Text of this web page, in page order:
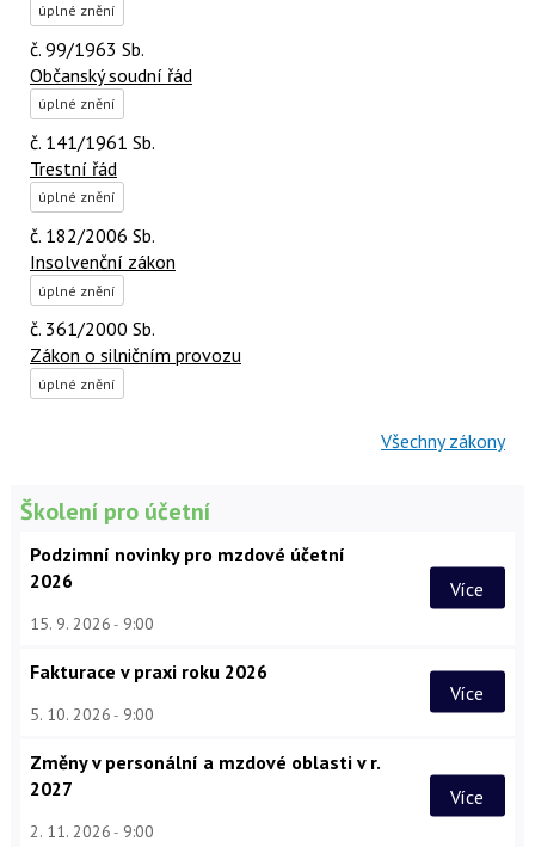
úplné znění
č. 99/1963 Sb.
Občanský soudní řád
úplné znění
č. 141/1961 Sb.
Trestní řád
úplné znění
č. 182/2006 Sb.
Insolvenční zákon
úplné znění
č. 361/2000 Sb.
Zákon o silničním provozu
úplné znění
Všechny zákony
Školení pro účetní
Podzimní novinky pro mzdové účetní
2026
15. 9. 2026 9:00
Více
Fakturace v praxi roku 2026
5. 10. 2026 9:00
Více
Změny v personální a mzdové oblasti v r.
2027
2. 11. 2026 9:00
Více